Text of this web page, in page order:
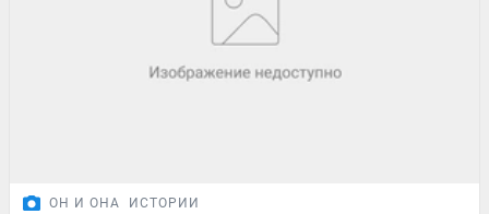
ОН И ОНА ИСТОРИИ